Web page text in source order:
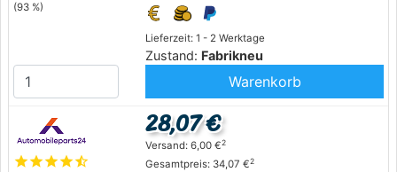
(93 %)
Lieferzeit: 1 - 2 Werktage
Zustand: Fabrikneu
Warenkorb
starstarstarstarstar_half
28,07 €
Versand: 6,00 €2
Gesamtpreis: 34,07 €2